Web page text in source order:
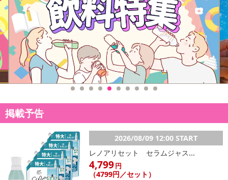
掲載予告
2026/08/09 12:00 START
レノアリセット セラムジャス...
4,799円
（4799円／セット）